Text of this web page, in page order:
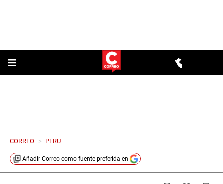
CORREO > PERU
Añadir Correo como fuente preferida en